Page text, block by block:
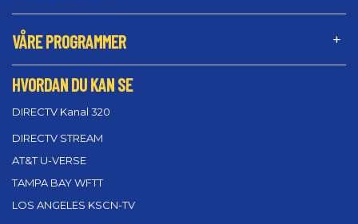
VÅRE PROGRAMMER
HVORDAN DU KAN SE
DIRECTV Kanal 320
DIRECTV STREAM
AT&T U-VERSE
TAMPA BAY WFTT
LOS ANGELES KSCN-TV